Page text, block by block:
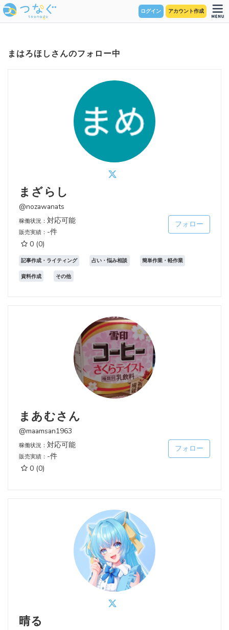
ログイン アカウント作成
まはろほしさんのフォロー中
まざらし
@nozawanats
稼働状況： 対応可能
販売実績： -件
0 (0)
フォロー
記事作成・ライティング 占い・悩み相談 簡単作業・軽作業
資料作成 その他
まあむさん
@maamsan1963
稼働状況： 対応可能
販売実績： -件
0 (0)
フォロー
晴る